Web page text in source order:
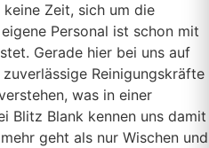
Zeit, sich um die
Personal ist schon mit
Gerade hier bei uns auf
Reinigungskräfte
was in einer
Blitz Blank kennen uns damit
geht als nur Wischen und